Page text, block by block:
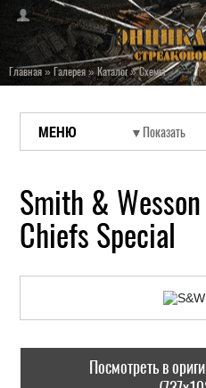
Главная»Галерея»Каталог»Схемы
МЕНЮ
Smith &
Chiefs Special
Посмотреть в